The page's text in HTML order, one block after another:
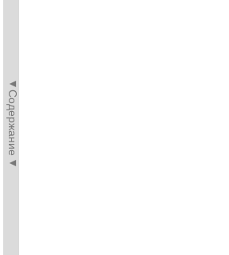
◄Содержание◄